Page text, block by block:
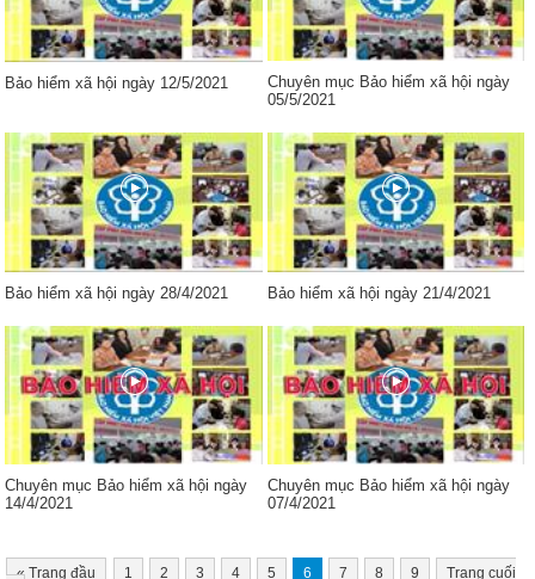
Bảo hiểm xã hội ngày 12/5/2021
Chuyên mục Bảo hiểm xã hội ngày
05/5/2021
Bảo hiểm xã hội ngày 28/4/2021 Bảo hiểm xã hội ngày 21/4/2021
Chuyên mục Bảo hiểm xã hội ngày
14/4/2021
Chuyên mục Bảo hiểm xã hội ngày
07/4/2021
«Trang đầu 1 2 3 4 5 6 7 8 9
Trang cuối